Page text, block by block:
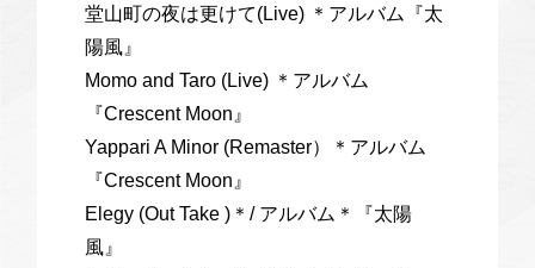
堂山町の夜は更けて(Live) ＊アルバム『太
陽風』
Momo and Taro (Live) ＊アルバム
『Crescent Moon』
Yappari A Minor (Remaster）＊アルバム
『Crescent Moon』
Elegy (Out Take )＊/ アルバム＊『太陽
風』